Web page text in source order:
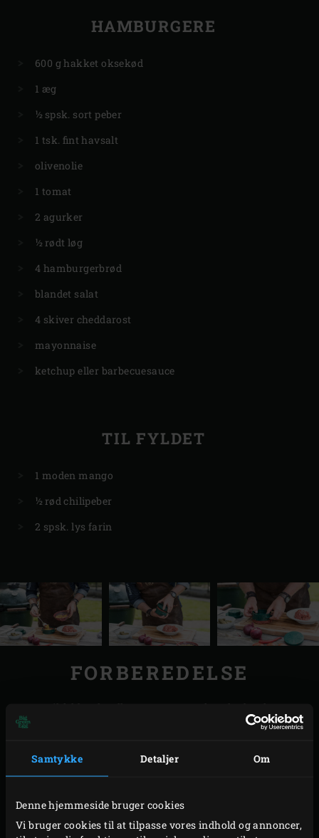
Samtykke Detaljer Om
Denne hjemmeside bruger cookies
Vi bruger cookies til at tilpasse vores indhold og annoncer,
HAMBURGERE
600 g hakket oksekød
1 æg
½ spsk. sort peber
1 tsk. fint havsalt
olivenolie
1 tomat
2 agurker
½ rødt løg
4 hamburgerbrød
blandet salat
4 skiver cheddarost
mayonnaise
ketchup eller barbecuesauce
TIL FYLDET
1 moden mango
½ rød chilipeber
2 spsk. lys farin
FORBEREDELSE
Til fyldet skrælles mangoen, og frugtkødet skæres
fra stenen. Frugtkødet skæres i små tern og den
sammen med farinen og et skvæt vand i en gryde
Sluk for blussen og lad fyldet køle af.
Det hakkede oksekød blandes godt sammen med